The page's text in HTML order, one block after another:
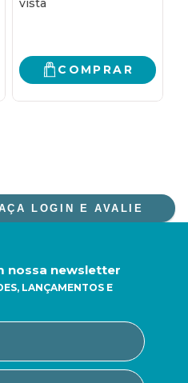
COMPRAR
LOGIN E AVALIE
nossa newsletter
LANÇAMENTOS E